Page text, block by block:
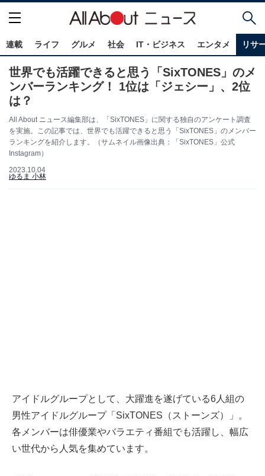
連載 ライフ グルメ 社会 IT・ビジネス エンタメ リサ
世界でも活躍できると思う「SixTONES」のメ
ンバーランキング！ 1位は「ジェシー」、2位
は？
All About ニュース編集部は、「SixTONES」に関する独自のアンケート調査
を実施。この記事では、世界でも活躍できると思う「SixTONES」のメンバー
ランキングを紹介します。（サムネイル画像出典：「SixTONES」公式
Instagram）
2023.10.04
ゆるま 小林
アイドルグループとして、大躍進を遂げている6人組の
男性アイドルグループ「SixTONES（ストーンズ）」。
各メンバーは俳優業やバラエティ番組でも活躍し、幅広
い世代から人気を集めています。